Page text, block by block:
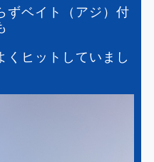
ずベイト（アジ）付
くヒットしていまし